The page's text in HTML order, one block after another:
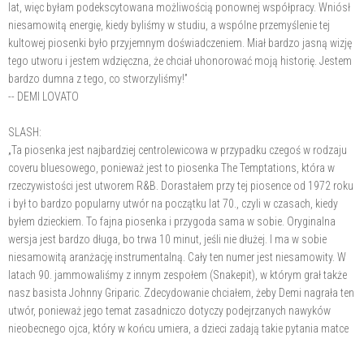
lat, więc byłam podekscytowana możliwością ponownej współpracy. Wniósł
niesamowitą energię, kiedy byliśmy w studiu, a wspólne przemyślenie tej
kultowej piosenki było przyjemnym doświadczeniem. Miał bardzo jasną wizję
tego utworu i jestem wdzięczna, że chciał uhonorować moją historię. Jestem
bardzo dumna z tego, co stworzyliśmy!”
-- DEMI LOVATO
SLASH:
„Ta piosenka jest najbardziej centrolewicowa w przypadku czegoś w rodzaju
coveru bluesowego, ponieważ jest to piosenka The Temptations, która w
rzeczywistości jest utworem R&B. Dorastałem przy tej piosence od 1972 roku
i był to bardzo popularny utwór na początku lat 70., czyli w czasach, kiedy
byłem dzieckiem. To fajna piosenka i przygoda sama w sobie. Oryginalna
wersja jest bardzo długa, bo trwa 10 minut, jeśli nie dłużej. I ma w sobie
niesamowitą aranżację instrumentalną. Cały ten numer jest niesamowity. W
latach 90. jammowaliśmy z innym zespołem (Snakepit), w którym grał także
nasz basista Johnny Griparic. Zdecydowanie chciałem, żeby Demi nagrała ten
utwór, ponieważ jego temat zasadniczo dotyczy podejrzanych nawyków
nieobecnego ojca, który w końcu umiera, a dzieci zadają takie pytania matce